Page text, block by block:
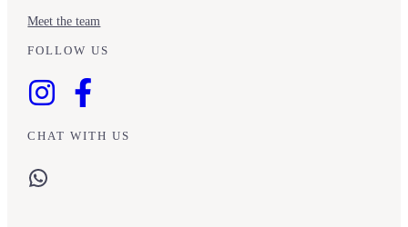
Meet the team
FOLLOW US
CHAT WITH US
WhatsApp